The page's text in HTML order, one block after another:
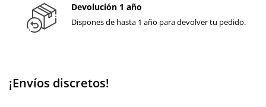
Devolución 1 año
Dispones de hasta 1 año para devolver tu pedido.
¡Envíos discretos!